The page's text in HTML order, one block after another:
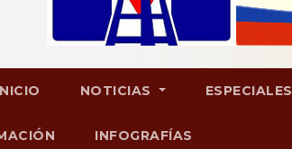
NOTICIAS ESPECIALES
INFOGRAFÍAS